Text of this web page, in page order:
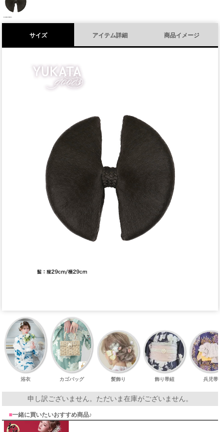
サイズ アイテム詳細 商品イメージ
浴衣 カゴバッグ 髪飾り 飾り帯紐 兵児帯
申し訳ございません。ただいま在庫がございません。
■一緒に買いたいおすすめ商品♪